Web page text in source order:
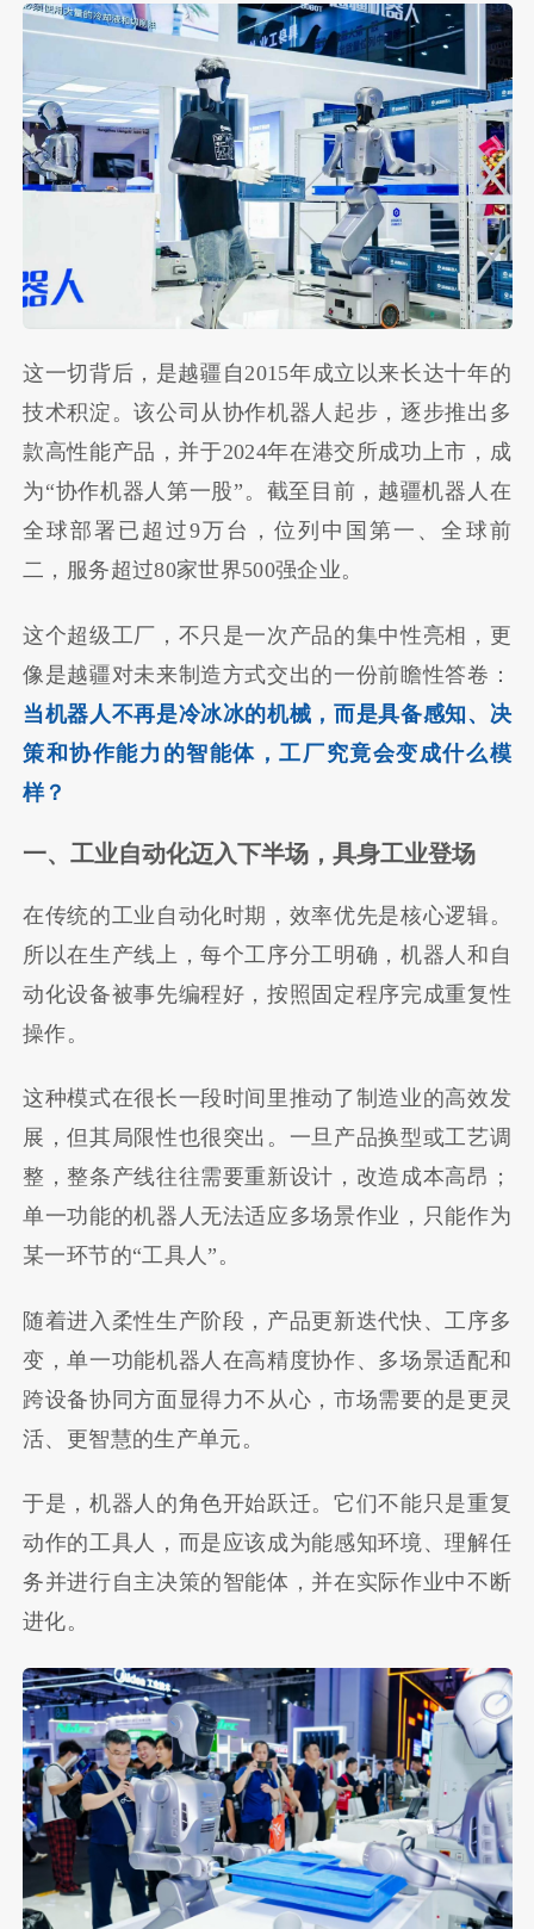
这一切背后，是越疆自2015年成立以来长达十年的
技术积淀。该公司从协作机器人起步，逐步推出多
款高性能产品，并于2024年在港交所成功上市，成
为“协作机器人第一股”。截至目前，越疆机器人在
全球部署已超过9万台，位列中国第一、全球前
二，服务超过80家世界500强企业。
这个超级工厂，不只是一次产品的集中性亮相，更
像是越疆对未来制造方式交出的一份前瞻性答卷：
当机器人不再是冷冰冰的机械，而是具备感知、决
策和协作能力的智能体，工厂究竟会变成什么模
样？
一、工业自动化迈入下半场，具身工业登场
在传统的工业自动化时期，效率优先是核心逻辑。
所以在生产线上，每个工序分工明确，机器人和自
动化设备被事先编程好，按照固定程序完成重复性
操作。
这种模式在很长一段时间里推动了制造业的高效发
展，但其局限性也很突出。一旦产品换型或工艺调
整，整条产线往往需要重新设计，改造成本高昂；
单一功能的机器人无法适应多场景作业，只能作为
某一环节的“工具人”。
随着进入柔性生产阶段，产品更新迭代快、工序多
变，单一功能机器人在高精度协作、多场景适配和
跨设备协同方面显得力不从心，市场需要的是更灵
活、更智慧的生产单元。
于是，机器人的角色开始跃迁。它们不能只是重复
动作的工具人，而是应该成为能感知环境、理解任
务并进行自主决策的智能体，并在实际作业中不断
进化。